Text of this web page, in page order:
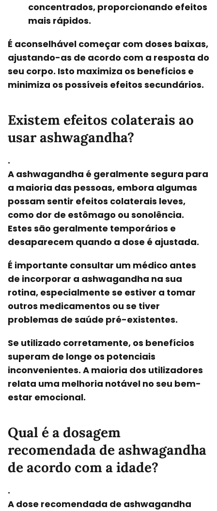
concentrados, proporcionando efeitos
mais rápidos.
É aconselhável começar com doses baixas,
ajustando-as de acordo com a resposta do
seu corpo. Isto maximiza os benefícios e
minimiza os possíveis efeitos secundários.
Existem efeitos colaterais ao
usar ashwagandha?
.
A ashwagandha é geralmente segura para
a maioria das pessoas, embora algumas
possam sentir efeitos colaterais leves,
como dor de estômago ou sonolência.
Estes são geralmente temporários e
desaparecem quando a dose é ajustada.
É importante consultar um médico antes
de incorporar a ashwagandha na sua
rotina, especialmente se estiver a tomar
outros medicamentos ou se tiver
problemas de saúde pré-existentes.
Se utilizado corretamente, os benefícios
superam de longe os potenciais
inconvenientes. A maioria dos utilizadores
relata uma melhoria notável no seu bem-
estar emocional.
Qual é a dosagem
recomendada de ashwagandha
de acordo com a idade?
.
A dose recomendada de ashwagandha